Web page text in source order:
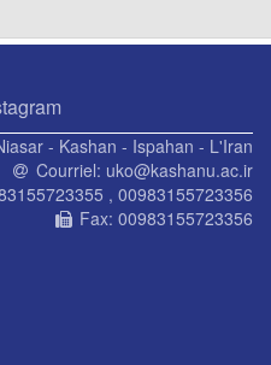
- Kashan - Ispahan - L'Iran
Courriel: uko@kashanu.ac.ir
, 00983155723356
Fax: 00983155723356